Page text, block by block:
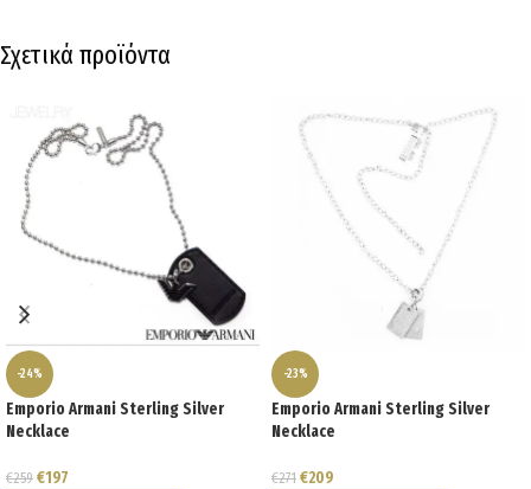
Σχετικά προϊόντα
-24%
Emporio Armani Sterling Silver
Necklace
€259 €197
-23%
Emporio Armani Sterling Silver
Necklace
€271 €209